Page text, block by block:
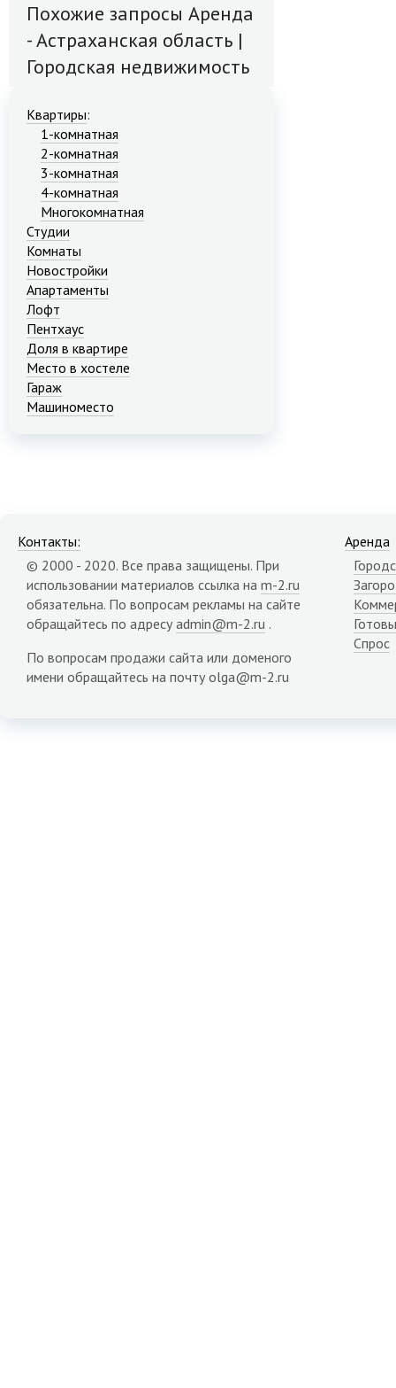
Похожие запросы Аренда
- Астраханская область |
Городская недвижимость
Квартиры:
1-комнатная
2-комнатная
3-комнатная
4-комнатная
Многокомнатная
Студии
Комнаты
Новостройки
Апартаменты
Лофт
Пентхаус
Доля в квартире
Место в хостеле
Гараж
Машиноместо
Контакты:
© 2000 - 2020. Все права защищены. При
использовании материалов ссылка на m-2.ru
обязательна. По вопросам рекламы на сайте
обращайтесь по адресу admin@m-2.ru .
По вопросам продажи сайта или доменого
имени обращайтесь на почту olga@m-2.ru
Аренда
Спрос